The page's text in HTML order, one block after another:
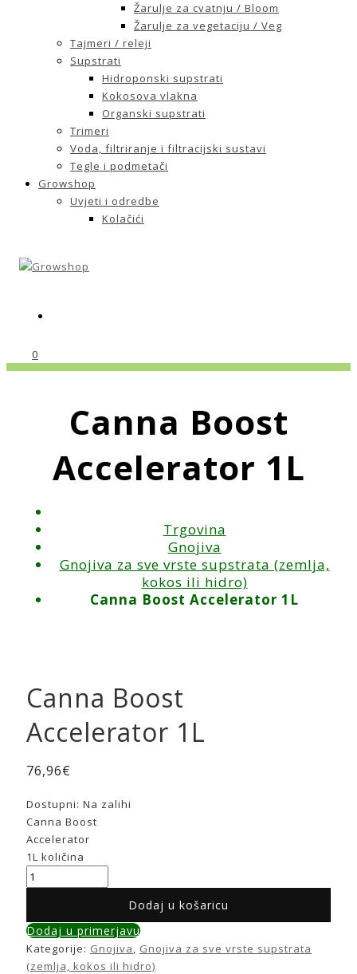
Žarulje za cvatnju / Bloom
Žarulje za vegetaciju / Veg
Tajmeri / releji
Supstrati
Hidroponski supstrati
Kokosova vlakna
Organski supstrati
Trimeri
Voda, filtriranje i filtracijski sustavi
Tegle i podmetači
Growshop
Uvjeti i odredbe
Kolačići
0
Canna Boost
Accelerator 1L
Trgovina
Gnojiva
Gnojiva za sve vrste supstrata (zemlja,
kokos ili hidro)
Canna Boost Accelerator 1L
Canna Boost
Accelerator 1L
76,96€
Dostupni: Na zalihi
Canna Boost
Accelerator
1L količina
Dodaj u košaricu
Dodaj u primerjavu
Kategorije: Gnojiva, Gnojiva za sve vrste supstrata
(zemlja, kokos ili hidro)